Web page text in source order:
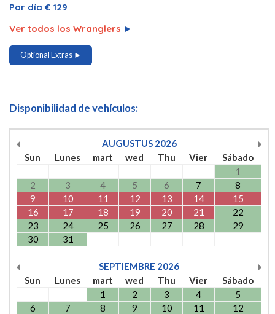
Por día € 129
Ver todos los Wranglers ►
Optional Extras ►
Disponibilidad de vehículos:
AUGUSTUS 2026
Sun
Lunes mart wed Thu Vier
Sábado
1
2
3 4 5 6 7
8
9
10 11 12 13 14
15
16
17 18 19 20 21
22
23
24 25 26 27 28
29
30
31
SEPTIEMBRE 2026
Sun
Lunes mart wed Thu Vier
Sábado
1
2 3 4
5
6
7 8 9 10 11
12